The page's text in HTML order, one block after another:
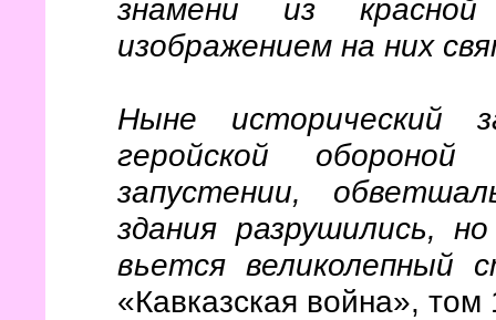
знамени из
изображением на них
Ныне исторический
геройской
запустении,
здания разрушились,
вьется великолепный
«Кавказская война», том